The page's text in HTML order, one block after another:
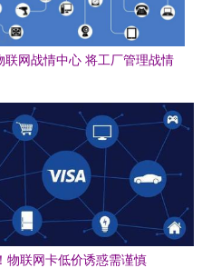
联网战情中心 将工厂管理战情
物联网卡低价诱惑需谨慎